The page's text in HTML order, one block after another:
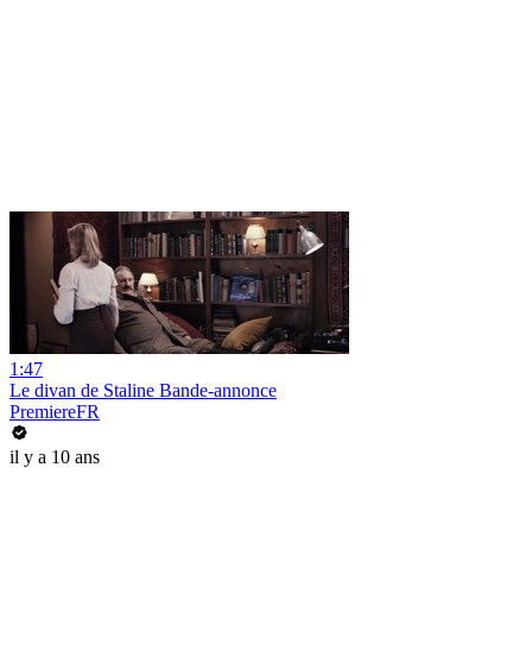
1:47
Le divan de Staline Bande-annonce
PremiereFR
il y a 10 ans